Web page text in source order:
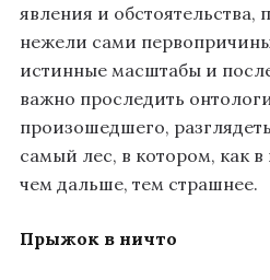
явления и обстоятельства,
нежели сами
истинные масштабы и
важно проследить
произошедшего,
самый лес, в котором, как в
чем дальше, тем страшнее.
Прыжок в ничто